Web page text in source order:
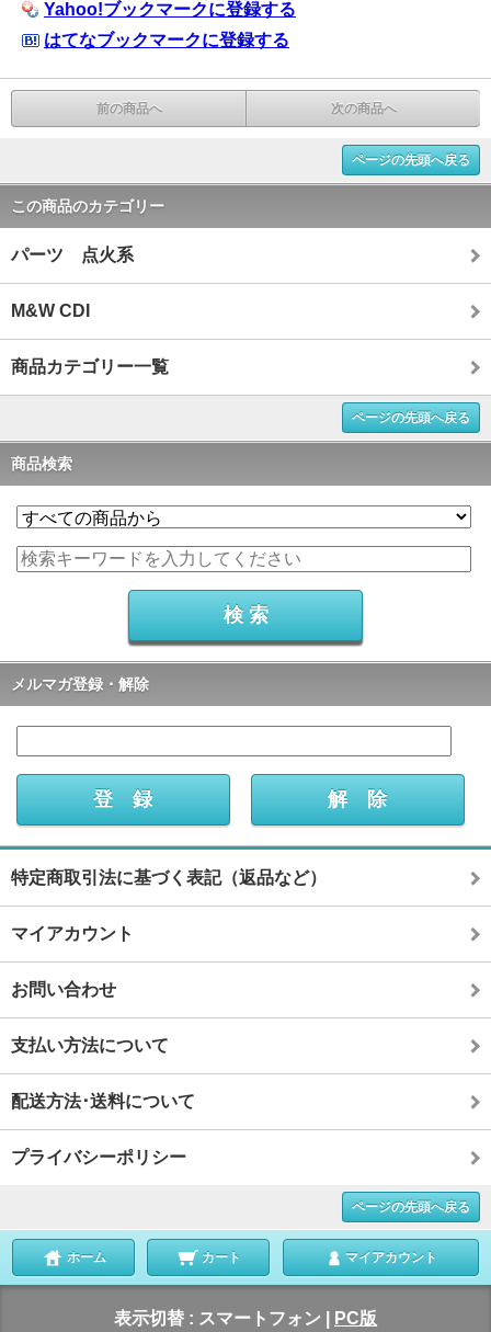
Yahoo!ブックマークに登録する
はてなブックマークに登録する
前の商品へ 次の商品へ
ページの先頭へ戻る
この商品のカテゴリー
パーツ 点火系
M&W CDI
商品カテゴリー一覧
ページの先頭へ戻る
商品検索
メルマガ登録・解除
特定商取引法に基づく表記（返品など）
マイアカウント
お問い合わせ
支払い方法について
配送方法･送料について
プライバシーポリシー
ページの先頭へ戻る
ホーム カート マイアカウント
表示切替 : スマートフォン PC版